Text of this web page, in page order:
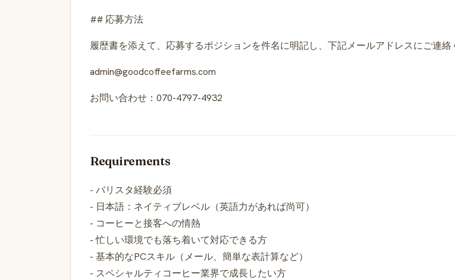
## 応募方法
履歴書を添えて、応募するポジションを件名に明記し、下記メールアドレスにご連絡
admin@goodcoffeefarms.com
お問い合わせ：070-4797-4932
Requirements
- バリスタ経験必須
- 日本語：ネイティブレベル（英語力があれば尚可）
- コーヒーと接客への情熱
- 忙しい環境でも落ち着いて対応できる方
- 基本的なPCスキル（メール、簡単な表計算など）
- スペシャルティコーヒー業界で成長したい方